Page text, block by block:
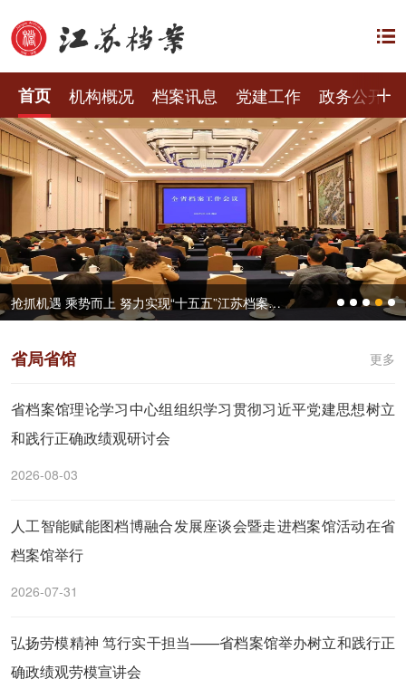
首页 机构概况 档案讯息 党建工作 政务公开
档案工作良好开局——全省档案工作会议在宁召开 兰台聚力
省局省馆 更多
省档案馆理论学习中心组组织学习贯彻习近平党建思想树立
和践行正确政绩观研讨会
2026-08-03
人工智能赋能图档博融合发展座谈会暨走进档案馆活动在省
档案馆举行
2026-07-31
弘扬劳模精神 笃行实干担当——省档案馆举办树立和践行正
确政绩观劳模宣讲会